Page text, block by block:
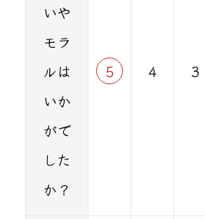
いや
モラ
ルは
いか
がで
した
か？
5 4 3